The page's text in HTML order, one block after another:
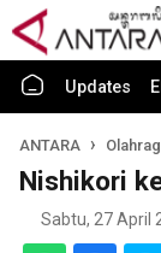
Updates
ANTARA
Nishikori
Sabtu, 27 April